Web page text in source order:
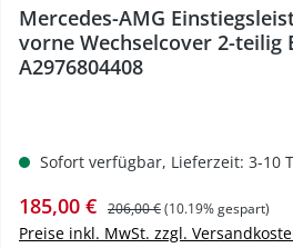
Mercedes-AMG
vorne Wechselcover 2-teilig
A2976804408
Sofort verfügbar, Lieferzeit: 3-10
Verkaufspreis:
185,00 € Regulärer Preis:
206,00 €(10.19% gespart)
Preise inkl. MwSt. zzgl.